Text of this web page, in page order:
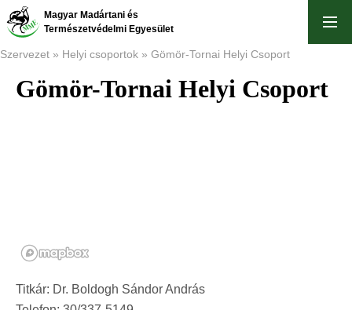
Ugrás
tartalomra
Magyar Madártani és
Természetvédelmi Egyesület
Morzsa
Szervezet Helyi csoportok Gömör-Tornai Helyi Csoport
Gömör-Tornai Helyi Csoport
Titkár: Dr. Boldogh Sándor András